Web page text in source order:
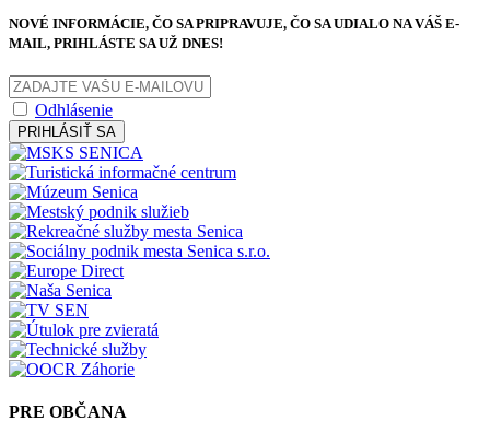
NOVÉ INFORMÁCIE, ČO SA PRIPRAVUJE, ČO SA UDIALO NA VÁŠ E-
MAIL, PRIHLÁSTE SA UŽ DNES!
Odhlásenie
PRIHLÁSIŤ SA
PRE OBČANA